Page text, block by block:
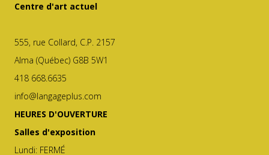
Centre d'art actuel
555, rue Collard, C.P. 2157
Alma (Québec) G8B 5W1
418 668.6635
info@langageplus.com
HEURES D'OUVERTURE
Salles d'exposition
Lundi: FERMÉ